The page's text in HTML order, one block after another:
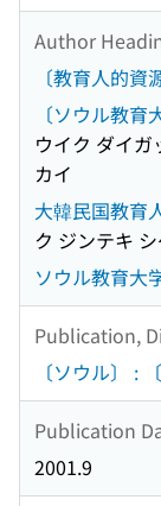
Author
〔教育人的資
〔ソウル教
ウイク ダイ
カイ
大韓民国教育
ク ジンテキ
ソウル教育大
Publication,
〔ソウル〕 :
Publication
2001.9